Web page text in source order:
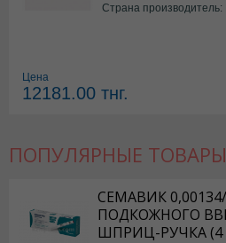
Страна
Цена
12181.00 тнг.
ПОПУЛЯРНЫЕ ТОВАРЫ
СЕМАВИК
ПОДКОЖНОГО
ШПРИЦ-РУЧКА